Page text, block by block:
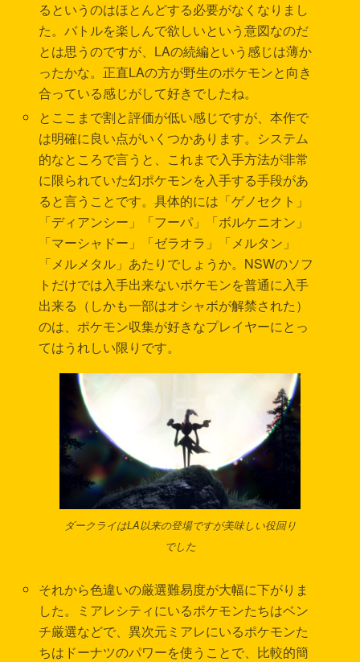
るというのはほとんどする必要がなくなりまし
た。バトルを楽しんで欲しいという意図なのだ
とは思うのですが、LAの続編という感じは薄か
ったかな。正直LAの方が野生のポケモンと向き
合っている感じがして好きでしたね。
とここまで割と評価が低い感じですが、本作で
は明確に良い点がいくつかあります。システム
的なところで言うと、これまで入手方法が非常
に限られていた幻ポケモンを入手する手段があ
ると言うことです。具体的には「ゲノセクト」
「ディアンシー」「フーパ」「ボルケニオン」
「マーシャドー」「ゼラオラ」「メルタン」
「メルメタル」あたりでしょうか。NSWのソフ
トだけでは入手出来ないポケモンを普通に入手
出来る（しかも一部はオシャボが解禁された）
のは、ポケモン収集が好きなプレイヤーにとっ
てはうれしい限りです。
ダークライはLA以来の登場ですが美味しい役回り
でした
それから色違いの厳選難易度が大幅に下がりま
した。ミアレシティにいるポケモンたちはベン
チ厳選などで、異次元ミアレにいるポケモンた
ちはドーナツのパワーを使うことで、比較的簡